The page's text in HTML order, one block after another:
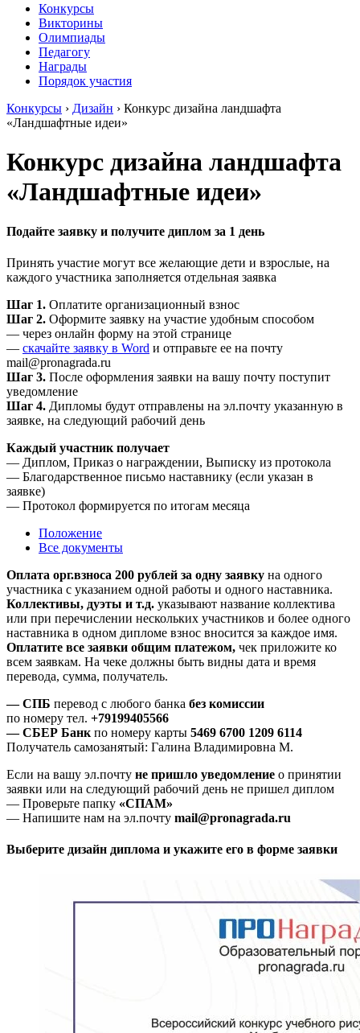
Конкурсы
Викторины
Олимпиады
Педагогу
Награды
Порядок участия
Конкурсы › Дизайн › Конкурс дизайна ландшафта
«Ландшафтные идеи»
Конкурс дизайна ландшафта
«Ландшафтные идеи»
Подайте заявку и получите диплом за 1 день
Принять участие могут все желающие дети и взрослые, на
каждого участника заполняется отдельная заявка
Шаг 1. Оплатите организационный взнос
Шаг 2. Оформите заявку на участие удобным способом
— через онлайн форму на этой странице
— скачайте заявку в Word и отправьте ее на почту
mail@pronagrada.ru
Шаг 3. После оформления заявки на вашу почту поступит
уведомление
Шаг 4. Дипломы будут отправлены на эл.почту указанную в
заявке, на следующий рабочий день
Каждый участник получает
— Диплом, Приказ о награждении, Выписку из протокола
— Благодарственное письмо наставнику (если указан в
заявке)
— Протокол формируется по итогам месяца
Положение
Все документы
Оплата орг.взноса 200 рублей за одну заявку на одного
участника с указанием одной работы и одного наставника.
Коллективы, дуэты и т.д. указывают название коллектива
или при перечислении нескольких участников и более одного
наставника в одном дипломе взнос вносится за каждое имя.
Оплатите все заявки общим платежом, чек приложите ко
всем заявкам. На чеке должны быть видны дата и время
перевода, сумма, получатель.
— СПБ перевод с любого банка без комиссии
по номеру тел. +79199405566
— СБЕР Банк по номеру карты 5469 6700 1209 6114
Получатель самозанятый: Галина Владимировна М.
Если на вашу эл.почту не пришло уведомление о принятии
заявки или на следующий рабочий день не пришел диплом
— Проверьте папку «СПАМ»
— Напишите нам на эл.почту mail@pronagrada.ru
Выберите дизайн диплома и укажите его в форме заявки